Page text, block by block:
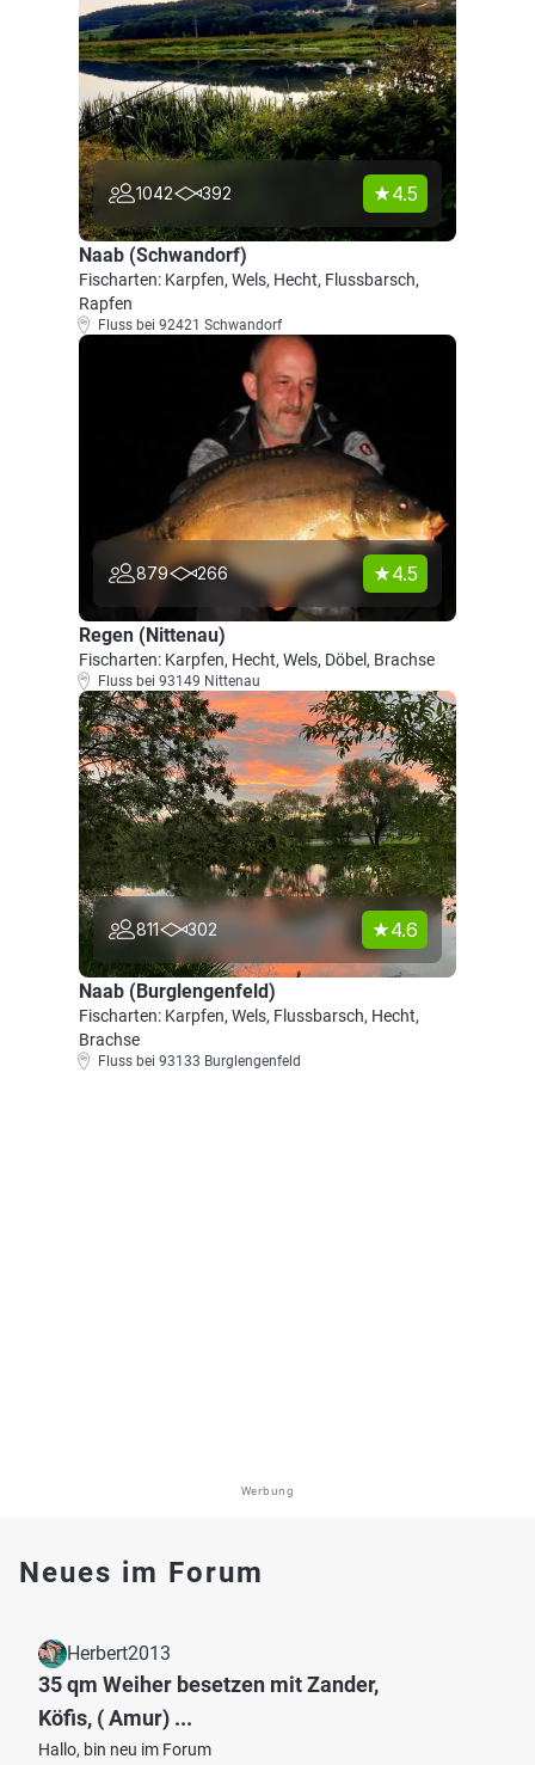
1042 392 4.5
Naab (Schwandorf)
Fischarten: Karpfen, Wels, Hecht, Flussbarsch,
Rapfen
Fluss bei 92421 Schwandorf
879 266 4.5
Regen (Nittenau)
Fischarten: Karpfen, Hecht, Wels, Döbel, Brachse
Fluss bei 93149 Nittenau
811 302 4.6
Naab (Burglengenfeld)
Fischarten: Karpfen, Wels, Flussbarsch, Hecht,
Brachse
Fluss bei 93133 Burglengenfeld
Werbung
Neues im Forum
Herbert2013
35 qm Weiher besetzen mit Zander,
Köfis, ( Amur) ...
Hallo, bin neu im Forum